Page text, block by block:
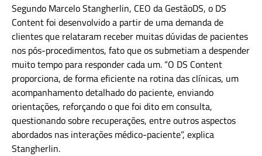
Segundo Marcelo Stangherlin, CEO da GestãoDS, o DS
Content foi desenvolvido a partir de uma demanda de
clientes que relataram receber muitas dúvidas de pacientes
nos pós-procedimentos, fato que os submetiam a despender
muito tempo para responder cada um. “O DS Content
proporciona, de forma eficiente na rotina das clínicas, um
acompanhamento detalhado do paciente, enviando
orientações, reforçando o que foi dito em consulta,
questionando sobre recuperações, entre outros aspectos
abordados nas interações médico-paciente”, explica
Stangherlin.